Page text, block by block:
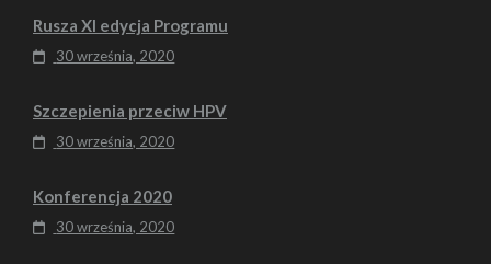
Rusza XI edycja Programu
30 września, 2020
Szczepienia przeciw HPV
30 września, 2020
Konferencja 2020
30 września, 2020